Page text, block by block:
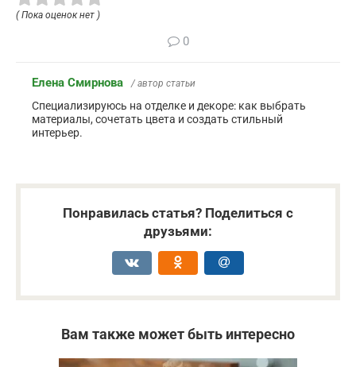
( Пока оценок нет )
0
Елена Смирнова / автор статьи
Специализируюсь на отделке и декоре: как выбрать
материалы, сочетать цвета и создать стильный
интерьер.
Понравилась статья? Поделиться с
друзьями:
Вам также может быть интересно